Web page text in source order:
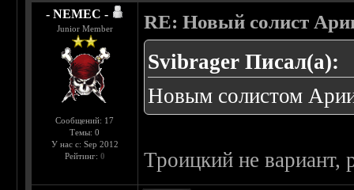
- NEMEC -
Junior Member
Сообщений: 17
Темы: 0
У нас с: Sep 2012
Рейтинг: 0
RE: Новый солист
Svibrager Писал(а):
Новым солистом
Троицкий не вариант,